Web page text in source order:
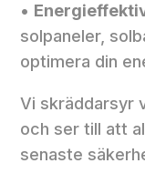
•
solpaneler,
optimera din
Vi skräddarsyr
och ser till att
senaste